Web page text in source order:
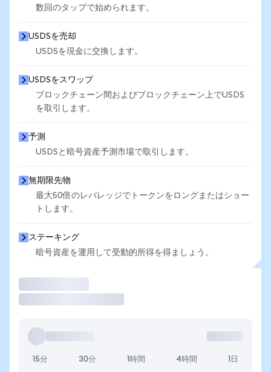
数回のタップで始められます。
USDSを売却
USDSを現金に交換します。
USDSをスワップ
ブロックチェーン間およびブロックチェーン上でUSDS
を取引します。
予測
USDSと暗号資産予測市場で取引します。
無期限先物
最大50倍のレバレッジでトークンをロングまたはショー
トします。
ステーキング
暗号資産を運用して受動的所得を得ましょう。
15分 30分 1時間 4時間 1日